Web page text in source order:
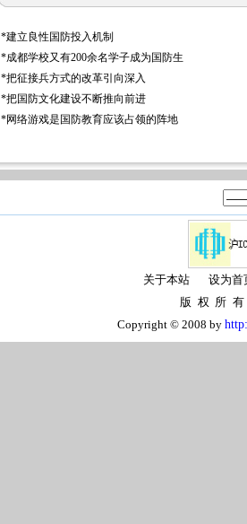
*建立良性国防投入机制
*成都学校又有200余名学子成为国防生
*把征接兵方式的改革引向深入
*把国防文化建设不断推向前进
*网络游戏是国防教育应该占领的阵地